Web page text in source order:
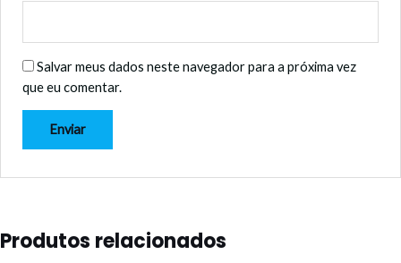
Salvar meus dados neste navegador para a próxima vez
que eu comentar.
Produtos relacionados